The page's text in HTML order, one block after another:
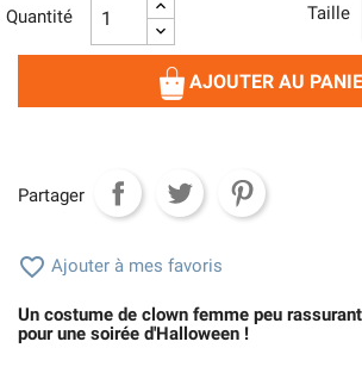
Taille
Quantité
AJOUTER AU
Partager
 Ajouter à mes favoris
Un costume de clown femme peu
pour une soirée d'Halloween !